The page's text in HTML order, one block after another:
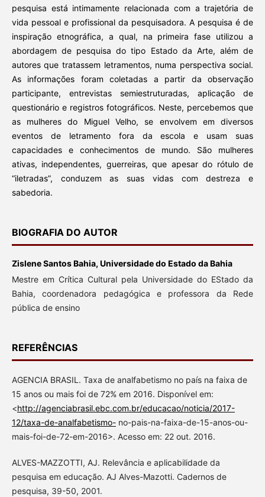
pesquisa está intimamente relacionada com a trajetória de
vida pessoal e profissional da pesquisadora. A pesquisa é de
inspiração etnográfica, a qual, na primeira fase utilizou a
abordagem de pesquisa do tipo Estado da Arte, além de
autores que tratassem letramentos, numa perspectiva social.
As informações foram coletadas a partir da observação
participante, entrevistas semiestruturadas, aplicação de
questionário e registros fotográficos. Neste, percebemos que
as mulheres do Miguel Velho, se envolvem em diversos
eventos de letramento fora da escola e usam suas
capacidades e conhecimentos de mundo. São mulheres
ativas, independentes, guerreiras, que apesar do rótulo de
“iletradas”, conduzem as suas vidas com destreza e
sabedoria.
BIOGRAFIA DO AUTOR
Zislene Santos Bahia, Universidade do Estado da Bahia
Mestre em Crítica Cultural pela Universidade do EStado da
Bahia, coordenadora pedagógica e professora da Rede
pública de ensino
REFERÊNCIAS
AGENCIA BRASIL. Taxa de analfabetismo no país na faixa de
15 anos ou mais foi de 72% em 2016. Disponível em:
<http://agenciabrasil.ebc.com.br/educacao/noticia/2017-
12/taxa-de-analfabetismo-no-pais-na-faixa-de-15-anos-ou-
mais-foi-de-72-em-2016>. Acesso em: 22 out. 2016.
ALVES-MAZZOTTI, AJ. Relevância e aplicabilidade da
pesquisa em educação. AJ Alves-Mazotti. Cadernos de
pesquisa, 39-50, 2001.